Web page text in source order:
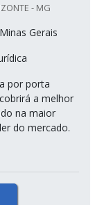
- MG
Gerais
por porta
a melhor
na maior
do mercado.